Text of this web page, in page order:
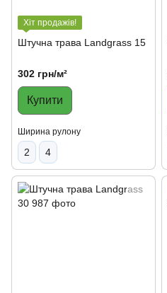
Хіт продажів!
Штучна трава Landgrass 15
302 грн/м²
Купити
Ширина рулону
2 4